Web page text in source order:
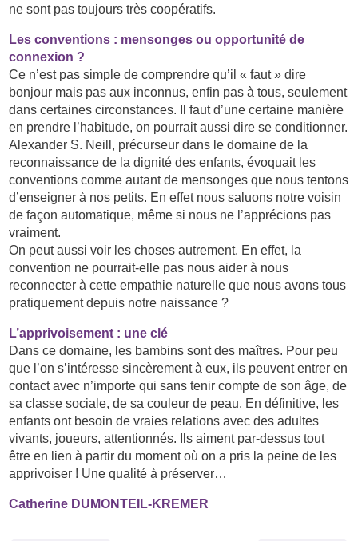
ne sont pas toujours très coopératifs.
Les conventions : mensonges ou opportunité de
connexion ?
Ce n’est pas simple de comprendre qu’il « faut » dire
bonjour mais pas aux inconnus, enfin pas à tous, seulement
dans certaines circonstances. Il faut d’une certaine manière
en prendre l’habitude, on pourrait aussi dire se conditionner.
Alexander S. Neill, précurseur dans le domaine de la
reconnaissance de la dignité des enfants, évoquait les
conventions comme autant de mensonges que nous tentons
d’enseigner à nos petits. En effet nous saluons notre voisin
de façon automatique, même si nous ne l’apprécions pas
vraiment.
On peut aussi voir les choses autrement. En effet, la
convention ne pourrait-elle pas nous aider à nous
reconnecter à cette empathie naturelle que nous avons tous
pratiquement depuis notre naissance ?
L’apprivoisement : une clé
Dans ce domaine, les bambins sont des maîtres. Pour peu
que l’on s’intéresse sincèrement à eux, ils peuvent entrer en
contact avec n’importe qui sans tenir compte de son âge, de
sa classe sociale, de sa couleur de peau. En définitive, les
enfants ont besoin de vraies relations avec des adultes
vivants, joueurs, attentionnés. Ils aiment par-dessus tout
être en lien à partir du moment où on a pris la peine de les
apprivoiser ! Une qualité à préserver…
Catherine DUMONTEIL-KREMER